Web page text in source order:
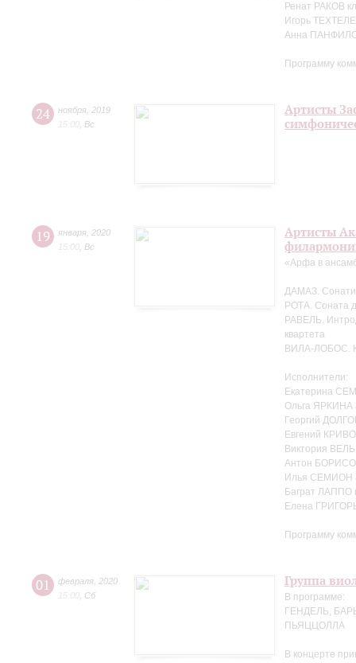
Ренат РАКОВ
Игорь
Анна
Программу
24 ноября 2019
15:00 Вс
Артисты
19 января 2020
15:00 Вс
Артисты
«Арфа в
ДАМАЗ.
РОТА. Соната
РАВЕЛЬ.
квартета
ВИЛА-ЛОБОС.
Исполнители:
Екатерина
Ольга ЯРКИНА
Георгий
Евгений
Виктория
Антон
Илья СЕМИОН
Баграт ЛАППО
Елена
Программу
01 февраля 2020
15:00 Сб
Группа
В программе:
ГЕНДЕЛЬ,
ПЬЯЦЦОЛЛА
В концерте